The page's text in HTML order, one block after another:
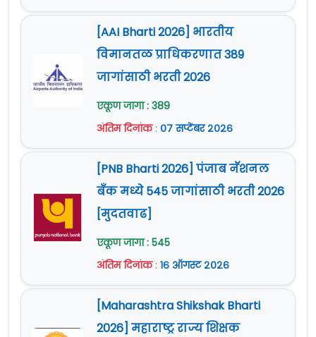
[AAI Bharti 2026] भारतीय
विमानतळ प्राधिकरणात 389
जागांसाठी भरती 2026
एकूण जागा : 389
अंतिम दिनांक: ०७ सप्टेंबर २०२६
[PNB Bharti 2026] पंजाब नॅशनल
बँक मध्ये 545 जागांसाठी भरती 2026
[मुदतवाढ]
एकूण जागा : 545
अंतिम दिनांक: १६ ऑगस्ट २०२६
[Maharashtra Shikshak Bharti
2026] महाराष्ट्र राज्य शिक्षक